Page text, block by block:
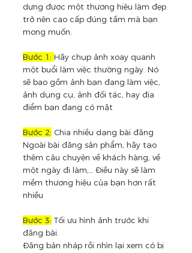
dựng được một thương hiệu làm đẹp
trở nên cao cấp đúng tầm mà bạn
mong muốn.
Bước 1: Hãy chụp ảnh xoay quanh
một buổi làm việc thường ngày. Nó
sẽ bao gồm ảnh bạn đang làm việc,
ảnh dụng cụ, ảnh đối tác, hay địa
điểm bạn đang có mặt
Bước 2: Chia nhiều dạng bài đăng
Ngoài bài đăng sản phẩm, hãy tạo
thêm câu chuyện về khách hàng, về
một ngày đi làm,… Điều này sẽ làm
mềm thương hiệu của bạn hơn rất
nhiều
Bước 3: Tối ưu hình ảnh trước khi
đăng bài.
Đăng bản nháp rồi nhìn lại xem có bị